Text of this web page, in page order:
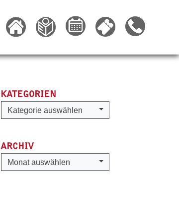
KATEGORIEN
Kategorien
Kategorie auswählen
ARCHIV
Archiv
Monat auswählen